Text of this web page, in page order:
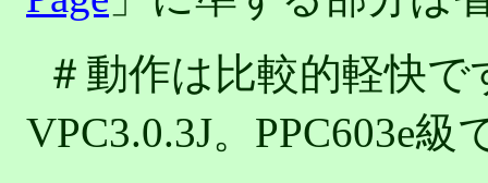
＃動作は比較的軽快で
VPC3.0.3J。PPC603e